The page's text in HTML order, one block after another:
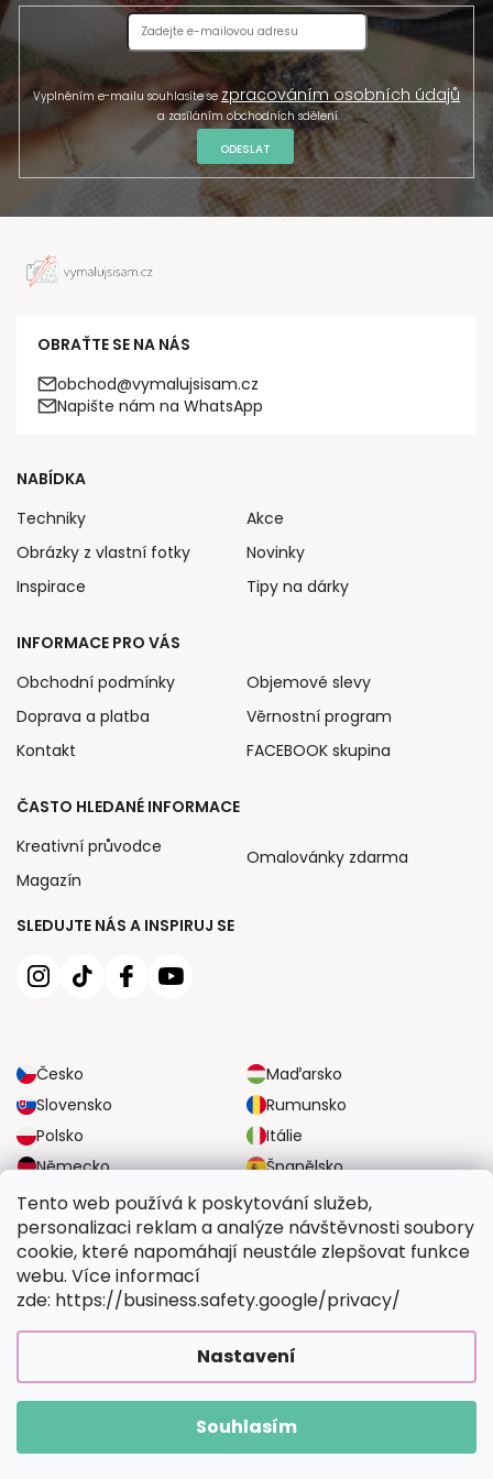
Tento web používá k poskytování služeb,
personalizaci reklam a analýze návštěvnosti soubory
cookie, které napomáhají neustále zlepšovat funkce
webu. Více informací
zde: https://business.safety.google/privacy/
Nastavení
Souhlasím
Vyplněním e-mailu souhlasíte se zpracováním osobních údajů
a zasíláním obchodních sdělení.
ODESLAT
OBRAŤTE SE NA NÁS
obchod@vymalujsisam.cz
Napište nám na WhatsApp
SLEDUJTE NÁS A INSPIRUJ SE
Česko
Maďarsko
Slovensko
Rumunsko
Polsko
Itálie
Německo
Španělsko
Velká Británie
Rakousko
NABÍDKA
Techniky
Obrázky z vlastní fotky
Inspirace
Akce
Novinky
Tipy na dárky
INFORMACE PRO VÁS
Obchodní podmínky
Doprava a platba
Kontakt
Objemové slevy
Věrnostní program
FACEBOOK skupina
ČASTO HLEDANÉ INFORMACE
Kreativní průvodce
Magazín
Omalovánky zdarma
SPOLEHLIVÉ MOŽNOSTI DOPRAVY
BEZPEČNÉ MOŽNOSTI PLATBY
Vytvořil Shoptet Premium|UpraviloFV STUDIO
Vymalujsisam.cz. Všechna práva vyhrazena.